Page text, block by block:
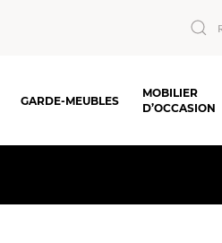
GARDE-MEUBLES
MOBILIER
D’OCCASION